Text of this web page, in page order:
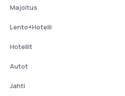
Majoitus
Lento+Hotelli
Hotellit
Autot
Jahti